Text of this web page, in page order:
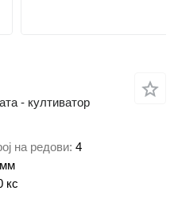
- култиватор
на редови 4
кс